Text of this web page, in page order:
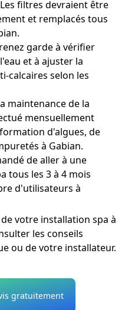
Les filtres devraient être
et remplacés tous
garde à vérifier
et à ajuster la
calcaires selon les
maintenance de la
mensuellement
d'algues, de
à Gabian.
de aller à une
tous les 3 à 4 mois
d'utilisateurs à
votre installation spa à
les conseils
ou de votre installateur.
gratuitement